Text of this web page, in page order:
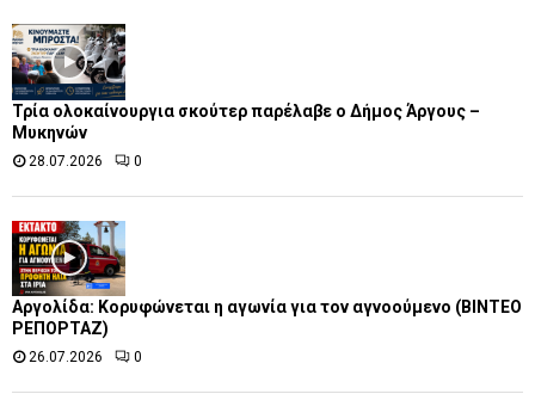
Τρία ολοκαίνουργια σκούτερ παρέλαβε o Δήμος Άργους –
Μυκηνών
28.07.2026 0
Αργολίδα: Κορυφώνεται η αγωνία για τον αγνοούμενο (ΒΙΝΤΕΟ
ΡΕΠΟΡΤΑΖ)
26.07.2026 0